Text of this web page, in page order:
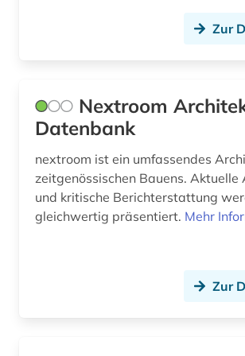
großbritannien (1)
handschrift (1)
haustechnik (1)
Zur
Nextroom
Datenbank
nextroom ist ein umfassendes
zeitgenössischen Bauens. Aktuelle
und kritische Berichterstattung
gleichwertig präsentiert. Mehr
Zur